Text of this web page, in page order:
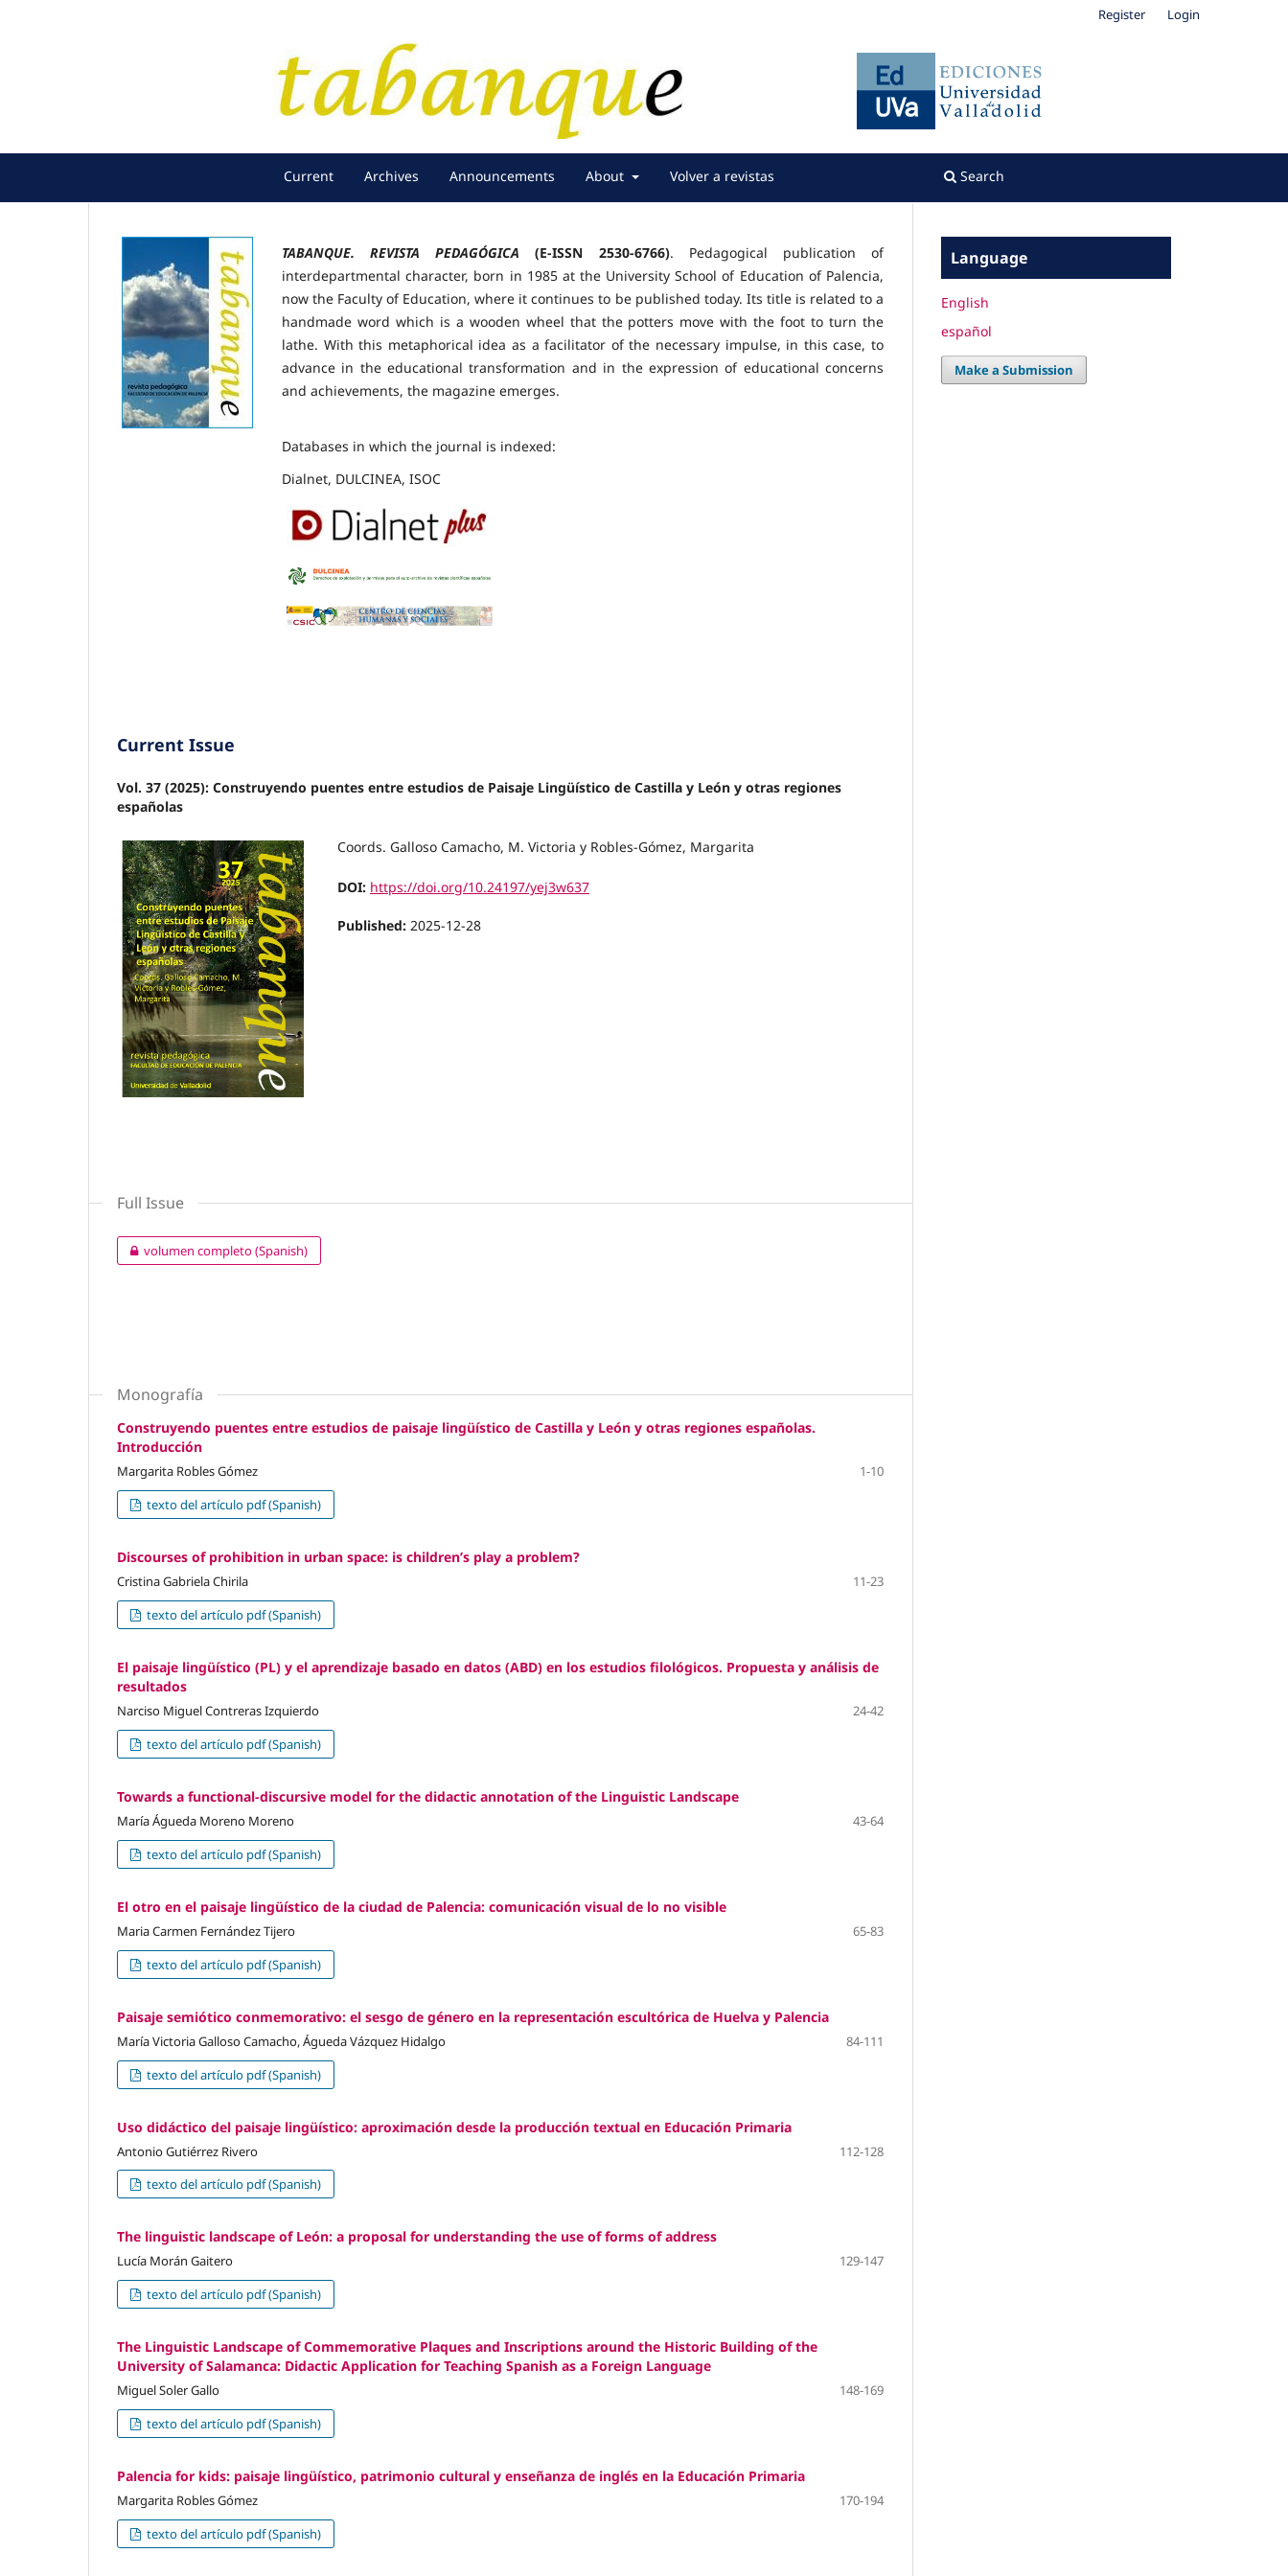
Current Archives Announcements About Volver a revistas Search
Register Login
TABANQUE. REVISTA PEDAGÓGICA (E-ISSN 2530-6766). Pedagogical publication of
interdepartmental character, born in 1985 at the University School of Education of Palencia,
now the Faculty of Education, where it continues to be published today. Its title is related to a
handmade word which is a wooden wheel that the potters move with the foot to turn the
lathe. With this metaphorical idea as a facilitator of the necessary impulse, in this case, to
advance in the educational transformation and in the expression of educational concerns
and achievements, the magazine emerges.
Databases in which the journal is indexed:
Dialnet, DULCINEA, ISOC
Current Issue
Vol. 37 (2025): Construyendo puentes entre estudios de Paisaje Lingüístico de Castilla y León y otras regiones
españolas
Coords. Galloso Camacho, M. Victoria y Robles-Gómez, Margarita
DOI: https://doi.org/10.24197/yej3w637
Published: 2025-12-28
Full Issue
volumen completo (Spanish)
Monografía
Construyendo puentes entre estudios de paisaje lingüístico de Castilla y León y otras regiones españolas.
Introducción
Margarita Robles Gómez
1-10
texto del artículo pdf (Spanish)
Discourses of prohibition in urban space: is children’s play a problem?
Cristina Gabriela Chirila
11-23
texto del artículo pdf (Spanish)
El paisaje lingüístico (PL) y el aprendizaje basado en datos (ABD) en los estudios filológicos. Propuesta y análisis de
resultados
Narciso Miguel Contreras Izquierdo
24-42
texto del artículo pdf (Spanish)
Towards a functional-discursive model for the didactic annotation of the Linguistic Landscape
María Águeda Moreno Moreno
43-64
texto del artículo pdf (Spanish)
El otro en el paisaje lingüístico de la ciudad de Palencia: comunicación visual de lo no visible
Maria Carmen Fernández Tijero
65-83
texto del artículo pdf (Spanish)
Paisaje semiótico conmemorativo: el sesgo de género en la representación escultórica de Huelva y Palencia
María Victoria Galloso Camacho, Águeda Vázquez Hidalgo
84-111
texto del artículo pdf (Spanish)
Uso didáctico del paisaje lingüístico: aproximación desde la producción textual en Educación Primaria
Antonio Gutiérrez Rivero
112-128
texto del artículo pdf (Spanish)
The linguistic landscape of León: a proposal for understanding the use of forms of address
Lucía Morán Gaitero
129-147
texto del artículo pdf (Spanish)
The Linguistic Landscape of Commemorative Plaques and Inscriptions around the Historic Building of the
University of Salamanca: Didactic Application for Teaching Spanish as a Foreign Language
Miguel Soler Gallo
148-169
texto del artículo pdf (Spanish)
Palencia for kids: paisaje lingüístico, patrimonio cultural y enseñanza de inglés en la Educación Primaria
Margarita Robles Gómez
170-194
texto del artículo pdf (Spanish)
Language
English
español
Make a Submission